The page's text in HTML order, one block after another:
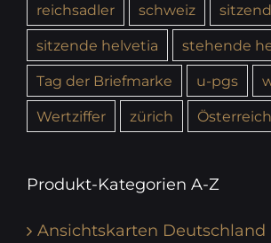
reichsadler
schweiz
sitzende helvetia
stehende
Tag der Briefmarke
u-pgs
Wertziffer
zürich Österreich
Produkt-Kategorien A-Z
Ansichtskarten Deutschland